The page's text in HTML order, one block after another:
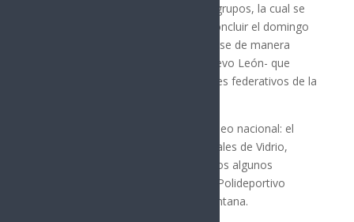
la mañana con la etapa de fase de grupos, la cual se
extenderá viernes y sábado, para concluir el domingo
mediante las dos finales –a celebrarse de manera
simultánea a las 13:00 horas de Nuevo León- que
definirán a los campeones nacionales federativos de la
Habrá dos estadios sedes en el torneo nacional: el
Ferrocarrileros y el llamado Industriales de Vidrio,
además, también están programados algunos
encuentros en las instalaciones del Polideportivo
Sports Center de la capital regiomontana.